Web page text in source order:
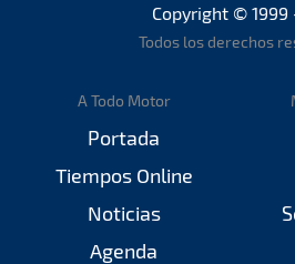
Copyright © 1999
Todos los derechos
A Todo Motor
Portada
Tiempos Online
Noticias
Agenda